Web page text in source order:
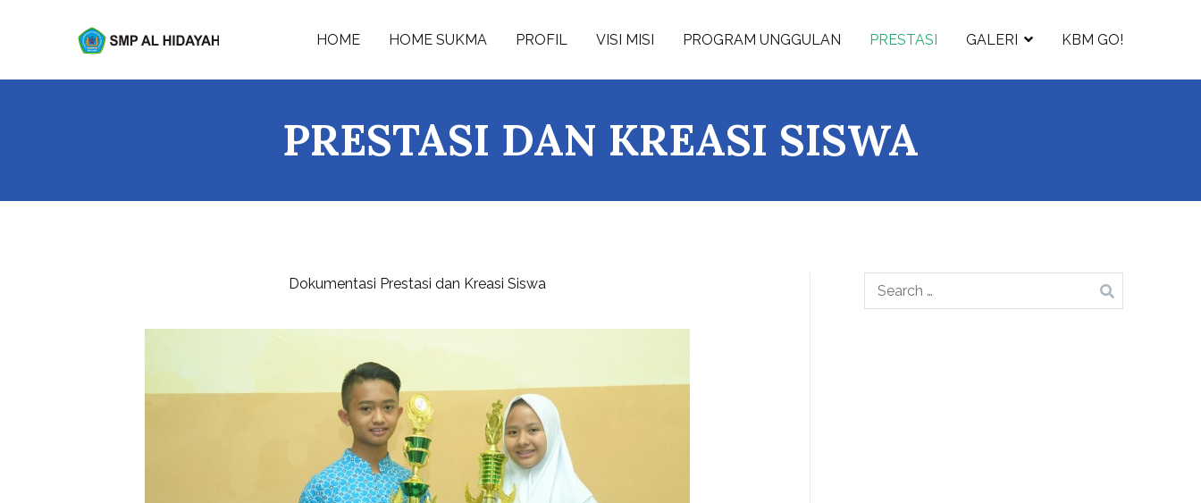
HOME HOME SUKMA PROFIL VISI MISI PROGRAM UNGGULAN PRESTASI GALERI KBM GO!
PRESTASI DAN KREASI SISWA
Dokumentasi Prestasi dan Kreasi Siswa
Search
for: